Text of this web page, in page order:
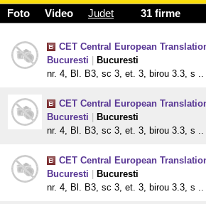
Foto Video Judet 31 firme
CET Central European
Bucuresti
Bucuresti
nr. 4, Bl. B3, sc 3, et. 3, birou 3.3, s ..
CET Central European
Bucuresti
Bucuresti
nr. 4, Bl. B3, sc 3, et. 3, birou 3.3, s ..
CET Central European
Bucuresti
Bucuresti
nr. 4, Bl. B3, sc 3, et. 3, birou 3.3, s ..